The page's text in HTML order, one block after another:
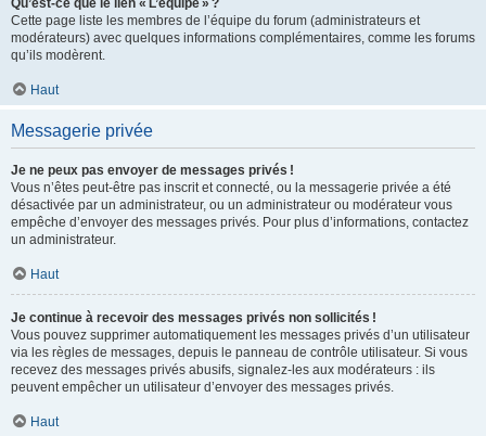
Qu’est-ce que le lien « L’équipe » ?
Cette page liste les membres de l’équipe du forum (administrateurs et
modérateurs) avec quelques informations complémentaires, comme les forums
qu’ils modèrent.
Haut
Messagerie privée
Je ne peux pas envoyer de messages privés !
Vous n’êtes peut-être pas inscrit et connecté, ou la messagerie privée a été
désactivée par un administrateur, ou un administrateur ou modérateur vous
empêche d’envoyer des messages privés. Pour plus d’informations, contactez
un administrateur.
Haut
Je continue à recevoir des messages privés non sollicités !
Vous pouvez supprimer automatiquement les messages privés d’un utilisateur
via les règles de messages, depuis le panneau de contrôle utilisateur. Si vous
recevez des messages privés abusifs, signalez-les aux modérateurs : ils
peuvent empêcher un utilisateur d’envoyer des messages privés.
Haut